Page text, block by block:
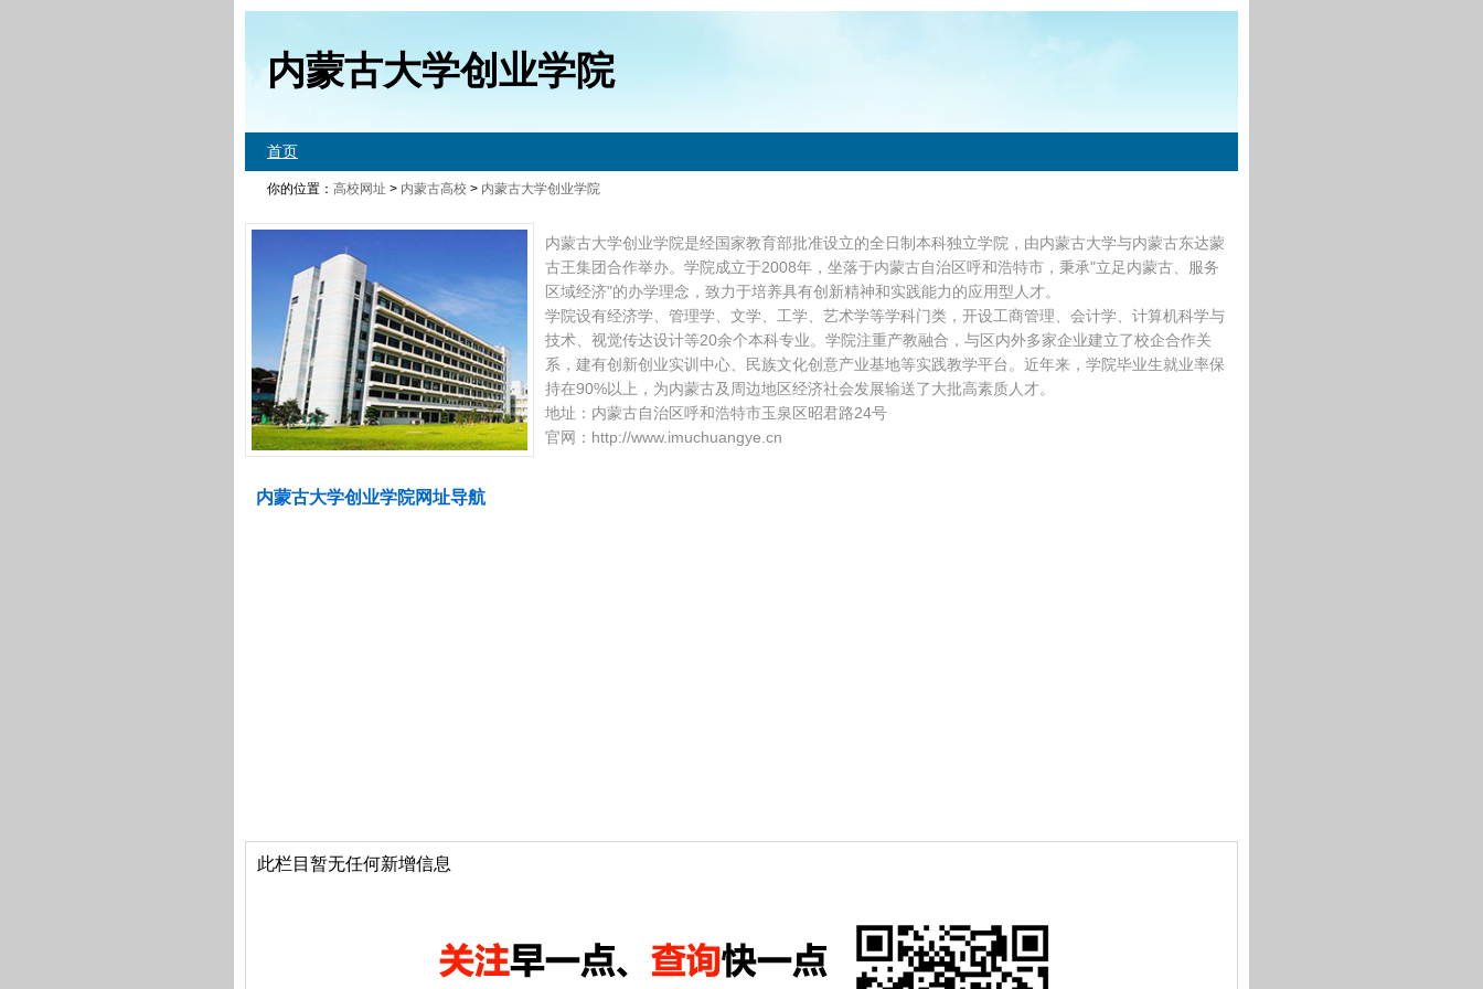
内蒙古大学创业学院
首页
你的位置： 高校网址 > 内蒙古高校 > 内蒙古大学创业学院
内蒙古大学创业学院是经国家教育部批准设立的全日制本科独立学院，由内蒙古大学与内蒙古东达蒙
古王集团合作举办。学院成立于2008年，坐落于内蒙古自治区呼和浩特市，秉承"立足内蒙古、服务
区域经济"的办学理念，致力于培养具有创新精神和实践能力的应用型人才。
学院设有经济学、管理学、文学、工学、艺术学等学科门类，开设工商管理、会计学、计算机科学与
技术、视觉传达设计等20余个本科专业。学院注重产教融合，与区内外多家企业建立了校企合作关
系，建有创新创业实训中心、民族文化创意产业基地等实践教学平台。近年来，学院毕业生就业率保
持在90%以上，为内蒙古及周边地区经济社会发展输送了大批高素质人才。
地址：内蒙古自治区呼和浩特市玉泉区昭君路24号
官网：http://www.imuchuangye.cn
内蒙古大学创业学院网址导航
此栏目暂无任何新增信息